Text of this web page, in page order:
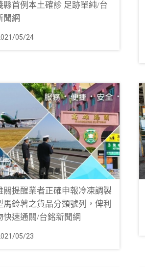
縣首例本土確診 足跡單純/台
聞網
05/24
關提醒業者正確申報冷凍調製
馬鈴薯之貨品分類號列，俾利
快速通關/台銘新聞網
05/23